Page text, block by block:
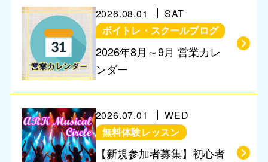
2026.08.01 SAT
ボイトレ・スクールブログ
営業に関するお知らせ
2026年8月～9月 営業カレ
ンダー
2026.07.01 WED
無料体験レッスン
【新規参加者募集】初心者